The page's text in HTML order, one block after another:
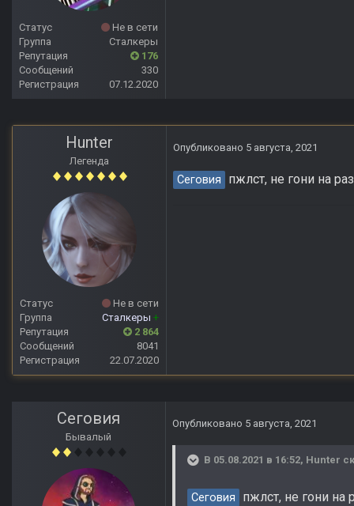
Статус
Не в сети
Группа
Сталкеры
Репутация
176
Сообщений
330
Регистрация
07.12.2020
Hunter
Легенда
Статус
Не в сети
Группа
Сталкеры +
Репутация
2 864
Сообщений
8041
Регистрация
22.07.2020
Опубликовано 5 августа, 2021
Сеговия пжлст, не гони на
Сеговия
Бывалый
Опубликовано 5 августа, 2021
В 05.08.2021 в 16:52, Hunter
Сеговия пжлст, не гони на